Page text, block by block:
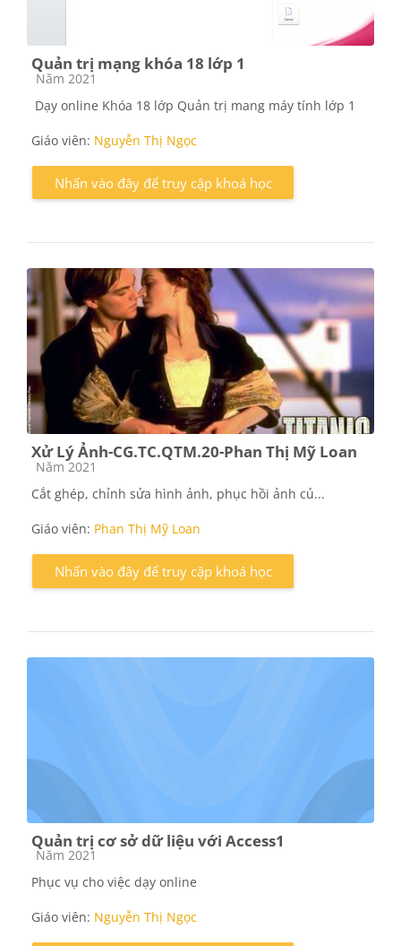
Quản trị mạng khóa 18 lớp 1
Các loại khóa học
Năm 2021
Dạy online Khóa 18 lớp Quản trị mang máy tính lớp 1
Giáo viên: Nguyễn Thị Ngọc
Nhấn vào đây để truy cập khoá học
Xử Lý Ảnh-CG.TC.QTM.20-Phan Thị Mỹ Loan
Các loại khóa học
Năm 2021
Cắt ghép, chỉnh sửa hình ảnh, phục hồi ảnh củ...
Giáo viên: Phan Thị Mỹ Loan
Nhấn vào đây để truy cập khoá học
Quản trị cơ sở dữ liệu với Access1
Các loại khóa học
Năm 2021
Phục vụ cho việc dạy online
Giáo viên: Nguyễn Thị Ngọc